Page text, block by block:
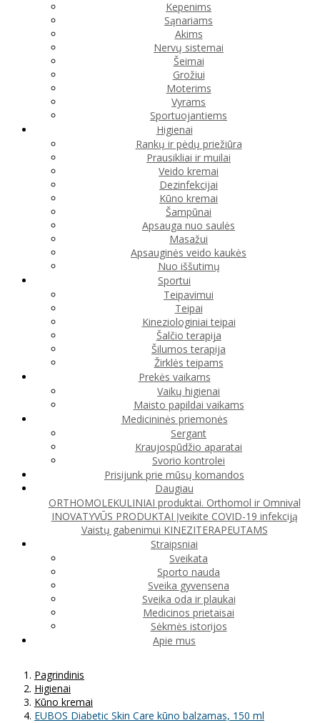
Kepenims
Sąnariams
Akims
Nervų sistemai
Šeimai
Grožiui
Moterims
Vyrams
Sportuojantiems
Higienai
Rankų ir pėdų priežiūra
Prausikliai ir muilai
Veido kremai
Dezinfekcijai
Kūno kremai
Šampūnai
Apsauga nuo saulės
Masažui
Apsauginės veido kaukės
Nuo iššutimų
Sportui
Teipavimui
Teipai
Kineziologiniai teipai
Šalčio terapija
Šilumos terapija
Žirklės teipams
Prekės vaikams
Vaikų higienai
Maisto papildai vaikams
Medicininės priemonės
Sergant
Kraujospūdžio aparatai
Svorio kontrolei
Prisijunk prie mūsų komandos
Daugiau
ORTHOMOLEKULINIAI produktai. Orthomol ir Omnival
INOVATYVŪS PRODUKTAI Įveikite COVID-19 infekciją
Vaistų gabenimui KINEZITERAPEUTAMS
Straipsniai
Sveikata
Sporto nauda
Sveika gyvensena
Sveika oda ir plaukai
Medicinos prietaisai
Sėkmės istorijos
Apie mus
Pagrindinis
Higienai
Kūno kremai
EUBOS Diabetic Skin Care kūno balzamas, 150 ml